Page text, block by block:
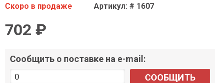
Скоро в продаже Артикул: # 1607
702 ₽
Сообщить о поставке на e-mail:
СООБЩИТЬ